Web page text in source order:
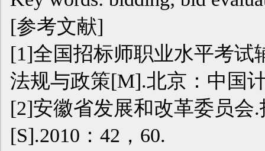
[参考文献]
[1]全国招标师职业水平考试
法规与政策[M].北京：中国
[2]安徽省发展和改革委员会
[S].2010：42，60.